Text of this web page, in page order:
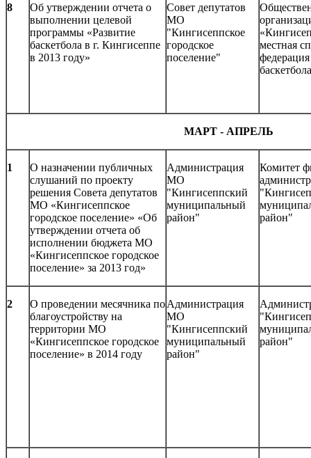
8
Об утверждении отчета о
выполнении целевой
программы «Развитие
баскетбола в г. Кингисеппе
в 2013 году»
Совет депутатов
МО
"Кингисеппское
городское
поселение"
местная
федерация
МАРТ - АПРЕЛЬ
1
О назначении публичных
слушаний по проекту
решения Совета депутатов
МО «Кингисеппское
городское поселение» «Об
утверждении отчета об
исполнении бюджета МО
«Кингисеппское городское
поселение» за 2013 год»
Администрация
МО
"Кингисеппский
муниципальный
район"
Комитет
район"
2
О проведении месячника по
благоустройству на
территории МО
«Кингисеппское городское
поселение» в 2014 году
Администрация
МО
"Кингисеппский
муниципальный
район"
район"